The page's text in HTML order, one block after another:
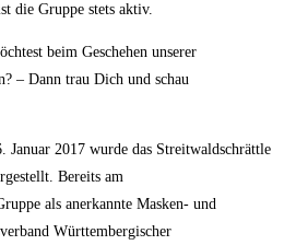
die Gruppe stets aktiv.
beim Geschehen unserer
– Dann trau Dich und schau
Januar 2017 wurde das Streitwaldschrättle
Bereits am
als anerkannte Masken- und
Württembergischer